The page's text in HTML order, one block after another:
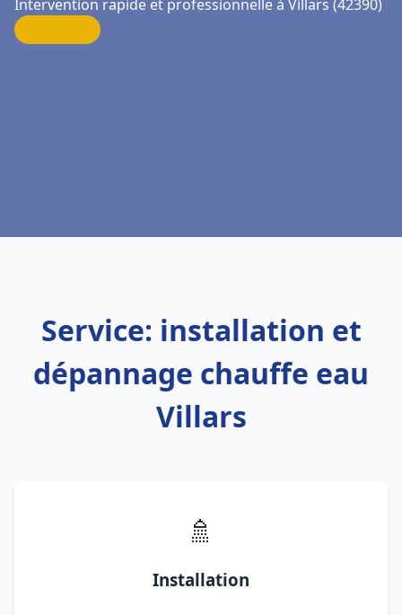
Intervention rapide et professionnelle à Villars (42390)
Service: installation et
dépannage chauffe eau
Villars
🚿
Installation